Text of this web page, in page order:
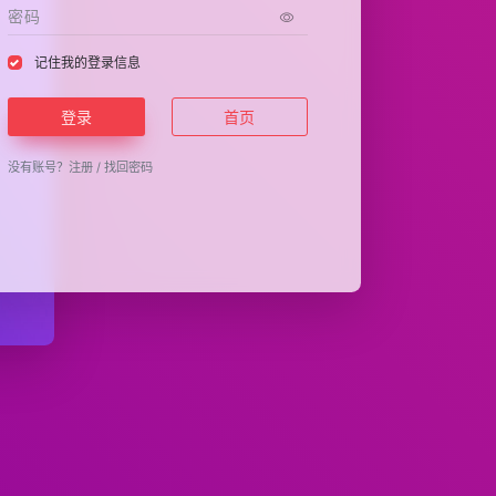
记住我的登录信息
登录 首页
没有账号？注册 /找回密码